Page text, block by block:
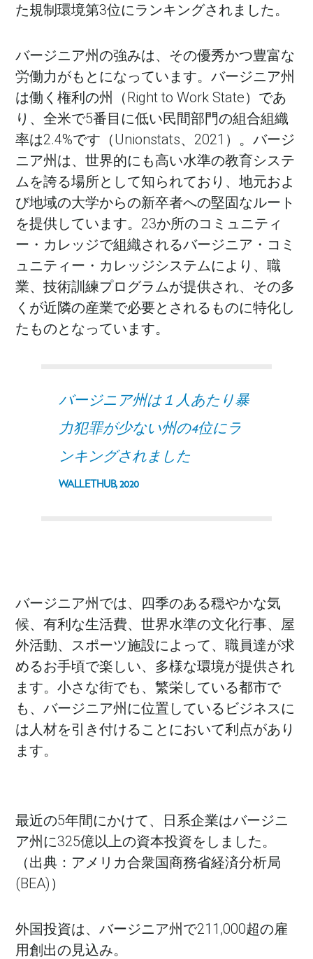
た規制環境第3位にランキングされました。
バージニア州の強みは、その優秀かつ豊富な
労働力がもとになっています。バージニア州
は働く権利の州（Right to Work State）であ
り、全米で5番目に低い民間部門の組合組織
率は2.4%です（Unionstats、2021）。バージ
ニア州は、世界的にも高い水準の教育システ
ムを誇る場所として知られており、地元およ
び地域の大学からの新卒者への堅固なルート
を提供しています。23か所のコミュニティ
ー・カレッジで組織されるバージニア・コミ
ュニティー・カレッジシステムにより、職
業、技術訓練プログラムが提供され、その多
くが近隣の産業で必要とされるものに特化し
たものとなっています。
バージニア州は１人あたり暴
力犯罪が少ない州の4位にラ
ンキングされました
WALLETHUB, 2020
バージニア州では、四季のある穏やかな気
候、有利な生活費、世界水準の文化行事、屋
外活動、スポーツ施設によって、職員達が求
めるお手頃で楽しい、多様な環境が提供され
ます。小さな街でも、繁栄している都市で
も、バージニア州に位置しているビジネスに
は人材を引き付けることにおいて利点があり
ます。
最近の5年間にかけて、日系企業はバージニ
ア州に325億以上の資本投資をしました。
（出典：アメリカ合衆国商務省経済分析局
(BEA)）
外国投資は、バージニア州で211,000超の雇
用創出の見込み。